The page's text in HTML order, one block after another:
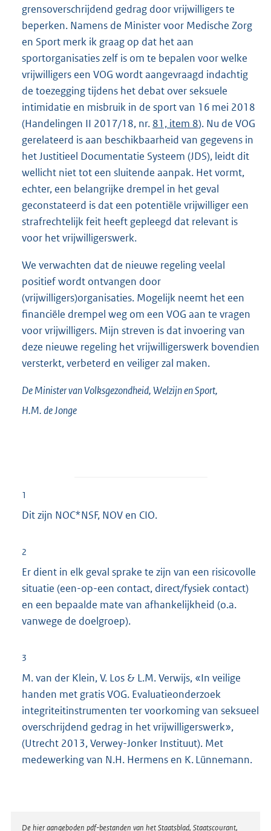
grensoverschrijdend gedrag door vrijwilligers te
beperken. Namens de Minister voor Medische Zorg
en Sport merk ik graag op dat het aan
sportorganisaties zelf is om te bepalen voor welke
vrijwilligers een VOG wordt aangevraagd indachtig
de toezegging tijdens het debat over seksuele
intimidatie en misbruik in de sport van 16 mei 2018
(Handelingen II 2017/18, nr. 81, item 8). Nu de VOG
gerelateerd is aan beschikbaarheid van gegevens in
het Justitieel Documentatie Systeem (JDS), leidt dit
wellicht niet tot een sluitende aanpak. Het vormt,
echter, een belangrijke drempel in het geval
geconstateerd is dat een potentiële vrijwilliger een
strafrechtelijk feit heeft gepleegd dat relevant is
voor het vrijwilligerswerk.
We verwachten dat de nieuwe regeling veelal
positief wordt ontvangen door
(vrijwilligers)organisaties. Mogelijk neemt het een
financiële drempel weg om een VOG aan te vragen
voor vrijwilligers. Mijn streven is dat invoering van
deze nieuwe regeling het vrijwilligerswerk bovendien
versterkt, verbeterd en veiliger zal maken.
De Minister van Volksgezondheid, Welzijn en Sport,
H.M. deJonge
1
Dit zijn NOC*NSF, NOV en CIO.
2
Er dient in elk geval sprake te zijn van een risicovolle
situatie (een-op-een contact, direct/fysiek contact)
en een bepaalde mate van afhankelijkheid (o.a.
vanwege de doelgroep).
3
M. van der Klein, V. Los & L.M. Verwijs, «In veilige
handen met gratis VOG. Evaluatieonderzoek
integriteitinstrumenten ter voorkoming van seksueel
overschrijdend gedrag in het vrijwilligerswerk»,
(Utrecht 2013, Verwey-Jonker Instituut). Met
medewerking van N.H. Hermens en K. Lünnemann.
De hier aangeboden pdf-bestanden van het Staatsblad, Staatscourant,